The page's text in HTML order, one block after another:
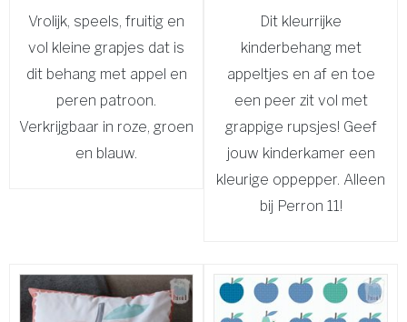
Vrolijk, speels, fruitig en
vol kleine grapjes dat is
dit behang met appel en
peren patroon.
Verkrijgbaar in roze, groen
en blauw.
Dit kleurrijke
kinderbehang met
appeltjes en af en toe
een peer zit vol met
grappige rupsjes! Geef
jouw kinderkamer een
kleurige oppepper. Alleen
bij Perron 11!